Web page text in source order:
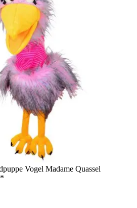
Vogel Madame Quassel